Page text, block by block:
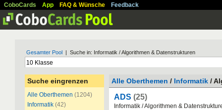
CoboCards App FAQ & Wünsche Feedback
Gesamter Pool | Suche in: Informatik / Algorithmen & Datenstrukturen
Suche eingrenzen
Alle Oberthemen (1204)
Informatik (42)
Alle Oberthemen / Informatik /
ADS (25)
Informatik / Algorithmen &